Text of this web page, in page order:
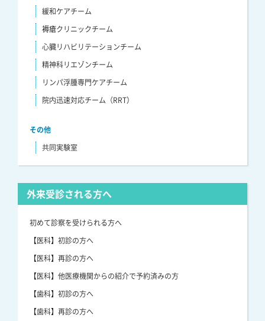
緩和ケアチーム
褥瘡クリニックチーム
心臓リハビリテーションチーム
精神科リエゾンチーム
リンパ浮腫専門ケアチーム
院内迅速対応チーム（RRT）
その他
共同実験室
外来受診される方へ
初めて診察を受けられる方へ
【医科】初診の方へ
【医科】再診の方へ
【医科】他医療機関からの紹介で予約済みの方
【歯科】初診の方へ
【歯科】再診の方へ